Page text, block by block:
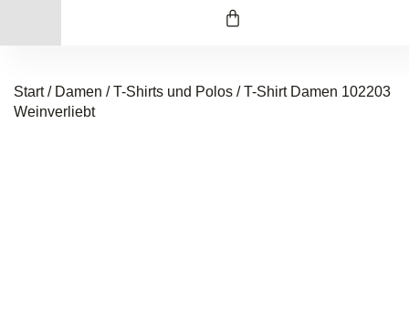
Start/ Damen /T-Shirts und Polos / T-Shirt Damen 102203
Weinverliebt